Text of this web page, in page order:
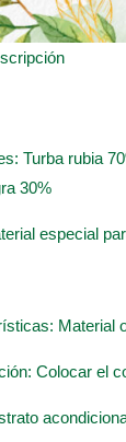
Turba rubia
30%
especial
Material
Colocar el